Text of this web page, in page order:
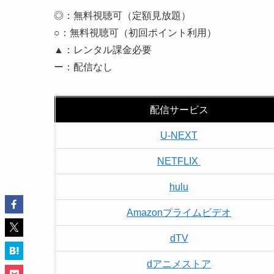
◎：無料視聴可（定額見放題）
○：無料視聴可（初回ポイント利用）
▲：レンタル課金必要
ー：配信なし
配信サービス
U-NEXT
NETFLIX
hulu
Amazonプライムビデオ
dTV
dアニメストア